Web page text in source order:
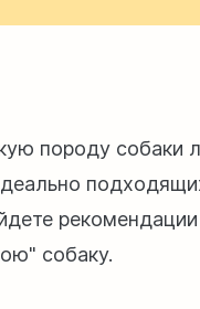
породу собаки
собаку.